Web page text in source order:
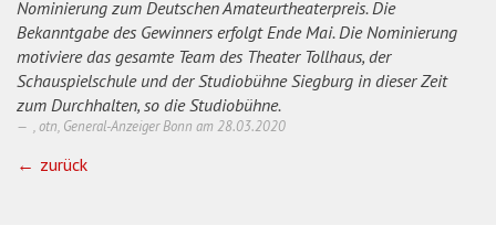
Nominierung zum Deutschen Amateurtheaterpreis. Die
Bekanntgabe des Gewinners erfolgt Ende Mai. Die Nominierung
motiviere das gesamte Team des Theater Tollhaus, der
Schauspielschule und der Studiobühne Siegburg in dieser Zeit
zum Durchhalten, so die Studiobühne.
, otn, General-Anzeiger Bonn am 28.03.2020
zurück